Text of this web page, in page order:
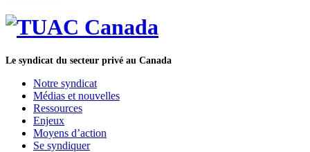
Le syndicat du secteur privé au Canada
Notre syndicat
Médias et nouvelles
Ressources
Enjeux
Moyens d’action
Se syndiquer